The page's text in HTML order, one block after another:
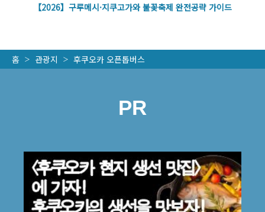
【2026】구루메시·지쿠고가와 불꽃축제 완전공략 가이드
홈 관광지 후쿠오카 오픈톱버스
PR